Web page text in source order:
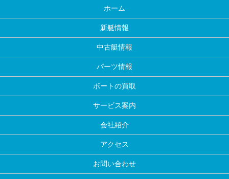
ホーム
新艇情報
中古艇情報
パーツ情報
ボートの買取
サービス案内
会社紹介
アクセス
お問い合わせ